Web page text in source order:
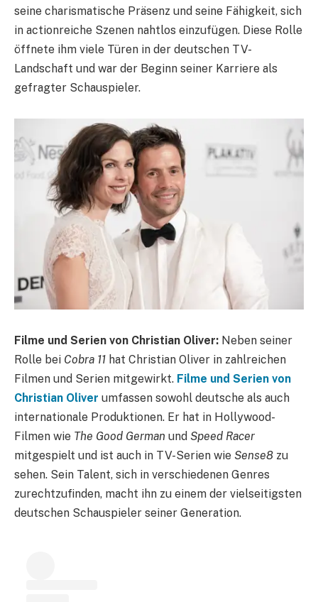
seine charismatische Präsenz und seine Fähigkeit, sich
in actionreiche Szenen nahtlos einzufügen. Diese Rolle
öffnete ihm viele Türen in der deutschen TV-
Landschaft und war der Beginn seiner Karriere als
gefragter Schauspieler.
Filme und Serien von Christian Oliver: Neben seiner
Rolle bei Cobra 11 hat Christian Oliver in zahlreichen
Filmen und Serien mitgewirkt. Filme und Serien von
Christian Oliver umfassen sowohl deutsche als auch
internationale Produktionen. Er hat in Hollywood-
Filmen wie The Good German und Speed Racer
mitgespielt und ist auch in TV-Serien wie Sense8 zu
sehen. Sein Talent, sich in verschiedenen Genres
zurechtzufinden, macht ihn zu einem der vielseitigsten
deutschen Schauspieler seiner Generation.